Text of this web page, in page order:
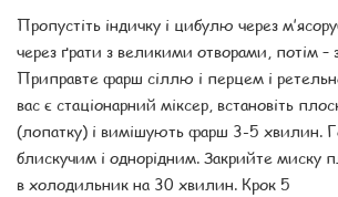
Пропустіть індичку і цибулю через
через ґрати з великими отворами, потім –
Приправте фарш сіллю і перцем і
вас є стаціонарний міксер, встановіть
(лопатку) і вимішують фарш 3-5 хвилин.
блискучим і однорідним. Закрийте миску
в холодильник на 30 хвилин. Крок 5